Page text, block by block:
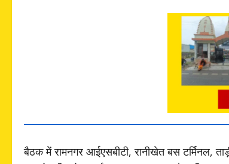
बैठक में रामनगर आईएसबीटी, रानीखेत बस टर्मिनल,